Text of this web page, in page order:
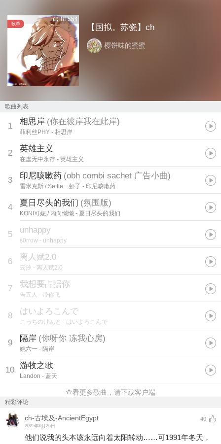
歌单
81554
【国拟。苏瓷】ch
樱饼味的蜜蜜
歌曲列表
1 相思岸 (你在彼岸我在此岸)
菲利丝PHY - 相思岸
2 英雄主义
在虚无中永存 - 英雄主义
3 印尼咳嗽药 (obh combi sachet 广告小曲)
雷米克斯 / Settle一虾子 - 印尼咳嗽药
4 夏日尽头的我们 (氛围版)
KONI可妮 / 内向懒懒 - 夏日尽头的我们
5 unhappy
s0rrow - unhappy
6 离人赋2.0
云汐 - 离人赋2.0
7 我想要占据你
告五人 - 带你飞
8 はいよろこんで
こっちのけんと - はいよろこんで
9 隔岸 (你呀你 冻我心房)
姚六一 - 隔岸
10 游牧之歌
Landon - 蓝天
查看更多歌曲，请下载客户端
精彩评论
ch-古埃及-AncientEgypt
2025年6月26日
40
他们说我的头本该永远向着太阳转动……可1991年冬天，